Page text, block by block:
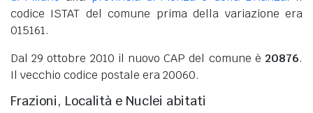
codice ISTAT del comune prima della variazione era
015161.
Dal 29 ottobre 2010 il nuovo CAP del comune è 20876.
Il vecchio codice postale era 20060.
Frazioni, Località e Nuclei abitati